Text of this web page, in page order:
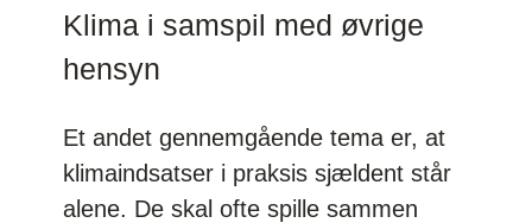
Klima i samspil med øvrige
hensyn
Et andet gennemgående tema er, at
klimaindsatser i praksis sjældent står
alene. De skal ofte spille sammen